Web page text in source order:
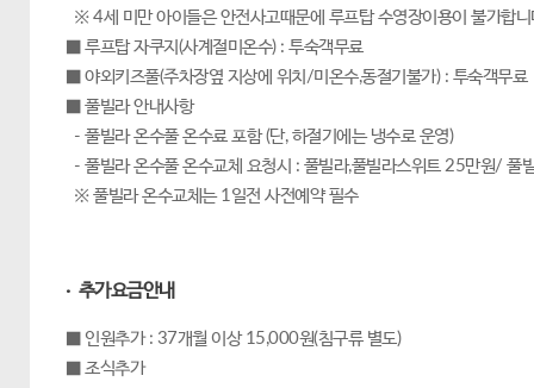
※ 4세 미만 아이들은 안전사고때문에 루프탑 수영장이용이 불가합니
■ 루프탑 자쿠지(사계절미온수) : 투숙객무료
■ 야외키즈풀(주차장옆 지상에 위치/미온수,동절기불가) : 투숙객무료
■ 풀빌라 안내사항
- 풀빌라 온수풀 온수료 포함 (단, 하절기에는 냉수로 운영)
- 풀빌라 온수풀 온수교체 요청시 : 풀빌라,풀빌라스위트 25만원/
※ 풀빌라 온수교체는 1일전 사전예약 필수
· 추가요금안내
■ 인원추가 : 37개월 이상 15,000원(침구류 별도)
■ 조식추가